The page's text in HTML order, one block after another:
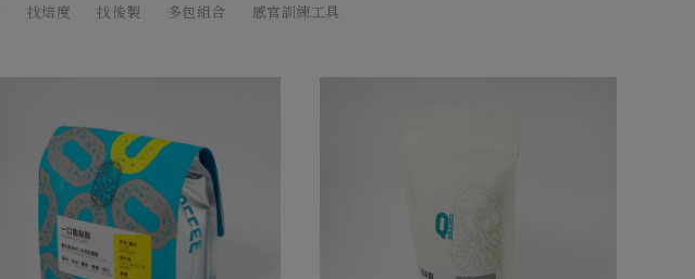
找焙度 找後製 多包組合 感官訓練工具